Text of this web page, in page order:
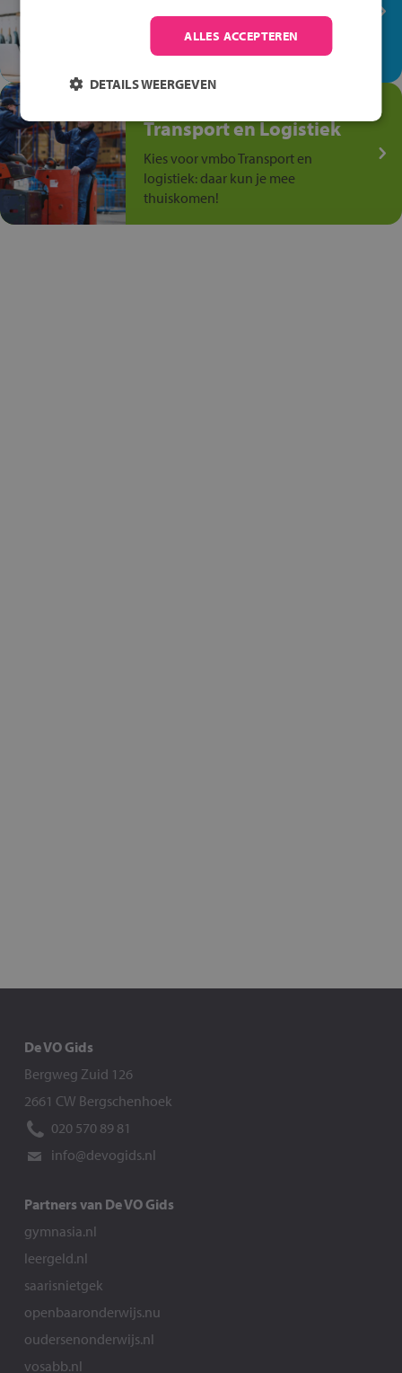
Ontdek via het vmbo jouw talent
op de winkelvloer, waar elke dag
anders is!
Transport en Logistiek
Kies voor vmbo Transport en
logistiek: daar kun je mee
thuiskomen!
De VO Gids
Bergweg Zuid 126
2661 CW Bergschenhoek
020 570 89 81
info@devogids.nl
Partners van De VO Gids
gymnasia.nl
leergeld.nl
saarisnietgek
openbaaronderwijs.nu
oudersenonderwijs.nl
vosabb.nl
ALLES ACCEPTEREN
DETAILS WEERGEVEN